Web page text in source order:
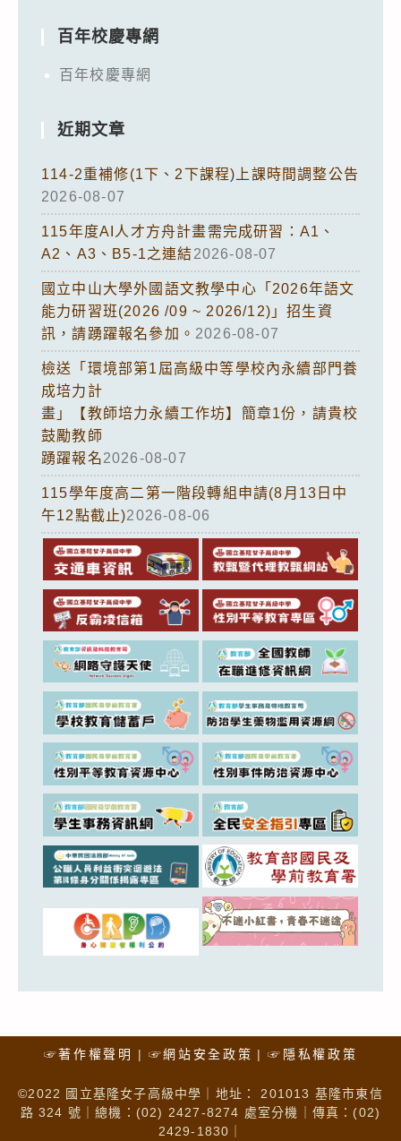
百年校慶專網
百年校慶專網
近期文章
114-2重補修(1下、2下課程)上課時間調整公告
2026-08-07
115年度AI人才方舟計畫需完成研習：A1、
A2、A3、B5-1之連結2026-08-07
國立中山大學外國語文教學中心「2026年語文
能力研習班(2026 /09 ~ 2026/12)」招生資
訊，請踴躍報名參加。 2026-08-07
檢送「環境部第1屆高級中等學校內永續部門養
成培力計
畫」【教師培力永續工作坊】簡章1份，請貴校
鼓勵教師
踴躍報名2026-08-07
115學年度高二第一階段轉組申請(8月13日中
午12點截止)2026-08-06
☞著作權聲明 ☞網站安全政策 ☞隱私權政策
©2022 國立基隆女子高級中學｜地址： 201013 基隆市東信
路 324 號｜總機：(02) 2427-8274 處室分機｜傳真：(02)
2429-1830｜